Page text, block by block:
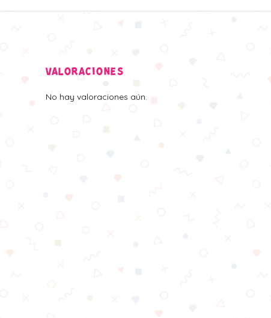
VALORACIONES
No hay valoraciones aún.